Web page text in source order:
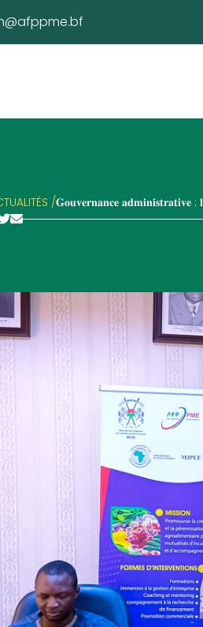
/𝐆𝐨𝐮𝐯𝐞𝐫𝐧𝐚𝐧𝐜𝐞 𝐚𝐝𝐦𝐢𝐧𝐢𝐬𝐭𝐫𝐚𝐭𝐢𝐯𝐞 :